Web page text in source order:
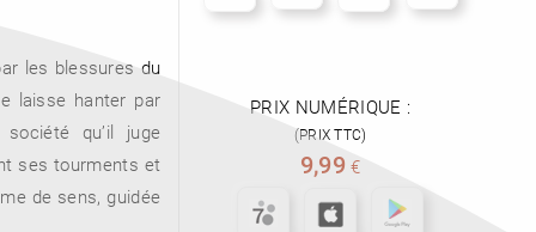
les blessures du
laisse hanter par
qu’il juge
ses tourments et
de sens, guidée
PRIX NUMÉRIQUE :
(PRIX TTC)
9,99 €